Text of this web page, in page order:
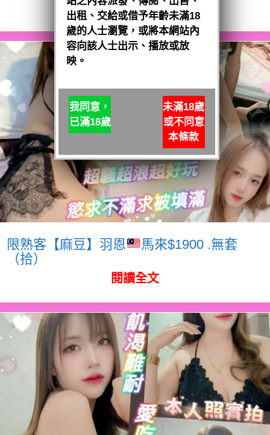
閱讀全文
限熟客【麻豆】羽恩
馬來$1900 .無套
（拾）
閱讀全文
出租、交給或借予年齡未滿18
歲的人士瀏覽，或將本網站內
容向該人士出示、播放或放
映。
我同意，
已滿18歲
未滿18歲
或不同意
本條款